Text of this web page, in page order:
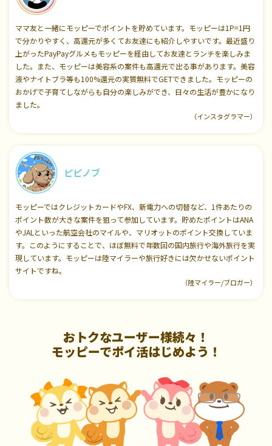
ママ友と一緒にモッピーでポイントを貯めています。モッピーは1P=1円
で分かりやすく、高還元が多くてお友達にも紹介しやすいです。最近盛り
上がったPayPayグルメもモッピーを経由してお友達とランチを楽しみま
した。また、モッピーは美容系の案件も高還元で出る事があります。美容
液やナイトブラ等も100%還元の実質無料でGETできました。モッピーの
おかげで子育てしながらも自分の楽しみができ、日々の生活が豊かになり
ました。
（インスタグラマー）
ピピノブ
モッピーではクレジットカードやFX、新電力への切替など、1件あたりの
ポイント数が大きな案件を狙って参加しています。貯めたポイントはANA
やJALといった航空会社のマイルや、マリオットのポイント交換していま
す。このようにすることで、ほぼ無料で年数回の国内旅行や海外旅行を実
現しています。モッピーは陸マイラーや旅行好きには欠かせないポイント
サイトですね。
（陸マイラー/ブロガー）
おトクなユーザー様続々！
モッピーでポイ活はじめよう！